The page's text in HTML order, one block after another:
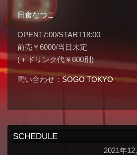
日食なつこ
OPEN17:00/START18:00
前売￥6000/当日未定
(＋ドリンク代￥600別)
問い合わせ： SOGO TOKYO
SCHEDULE
2021年12